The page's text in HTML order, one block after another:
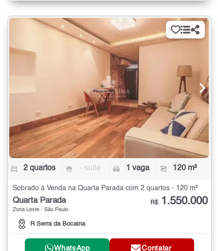
2 quartos - suíte 1 vaga 120 m²
Sobrado à Venda na Quarta Parada com 2 quartos - 120 m²
Quarta Parada
Zona Leste - São Paulo
R Serra da Bocaina
R$ 1.550.000
WhatsApp Contatar